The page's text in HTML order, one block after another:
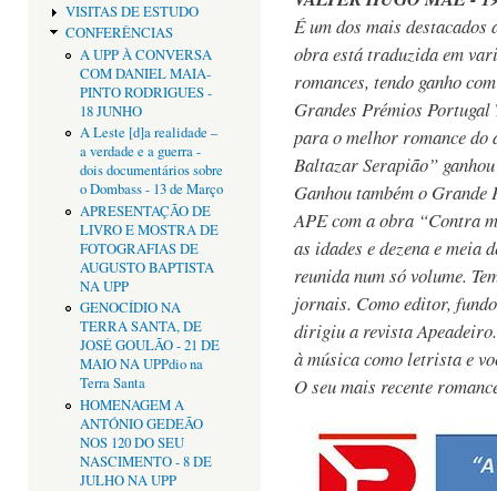
VISITAS DE ESTUDO
CONFERÊNCIAS
A UPP À CONVERSA
COM DANIEL MAIA-
PINTO RODRIGUES -
18 JUNHO
A Leste [d]a realidade –
a verdade e a guerra -
dois documentários sobre
o Dombass - 13 de Março
APRESENTAÇÃO DE
LIVRO E MOSTRA DE
FOTOGRAFIAS DE
AUGUSTO BAPTISTA
NA UPP
GENOCÍDIO NA
TERRA SANTA, DE
JOSÉ GOULÃO - 21 DE
MAIO NA UPPdio na
Terra Santa
HOMENAGEM A
ANTÓNIO GEDEÃO
NOS 120 DO SEU
NASCIMENTO - 8 DE
JULHO NA UPP
É um dos mais
obra está traduzida em
romances, tendo ganho
Grandes Prémios
para o melhor romance
Baltazar Serapião”
Ganhou também o Grande
APE com a obra “Contra
as idades e dezena e meia
reunida num só volume.
jornais. Como editor,
dirigiu a revista
à música como letrista e
O seu mais recente